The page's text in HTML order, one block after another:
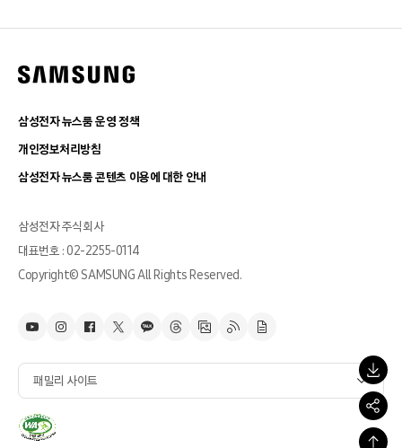
삼성전자 뉴스룸 운영 정책
개인정보처리방침
삼성전자 뉴스룸 콘텐츠 이용에 대한 안내
삼성전자 주식회사
대표번호 : 02-2255-0114
Copyright© SAMSUNG All Rights Reserved.
패밀리 사이트